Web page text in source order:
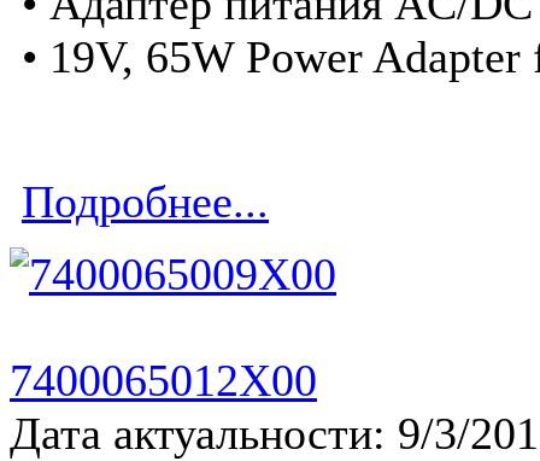
• 19V, 65W Power
Подробнее...
7400065012X00
Дата актуальности: 9/3/